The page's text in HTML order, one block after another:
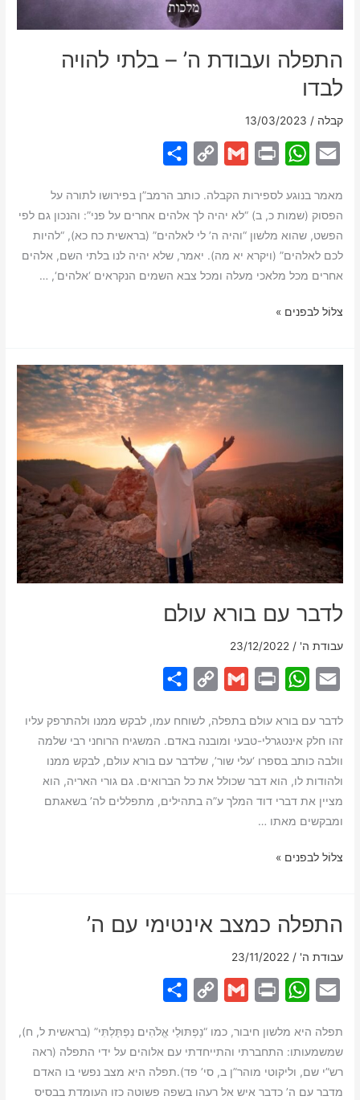
התפלה ועבודת ה’ – בלתי להויה
לבדו
קבלה /
13/03/2023
a
i
l
W
a
s
A
i
n
t
G
a
l
p
L
i
a
e
מאמר בנוגע לספירות הקבלה. כותב הרמב”ן בפירושו לתורה על
הפסוק (שמות כ, ב) “לא יהיה לך אלהים אחרים על פני”: והנכון גם לפי
הפשט, שהוא מלשון “והיה ה’ לי לאלהים” (בראשית כח כא), “להיות
לכם לאלהים” (ויקרא יא מה). יאמר, שלא יהיה לנו בלתי השם, אלהים
אחרים מכל מלאכי מעלה ומכל צבא השמים הנקראים ‘אלהים‘, …
התפלה
צלוֹל לבפנים »
לדבר עם בורא עולם
עבודת ה' /
23/12/2022
a
l
W
a
s
A
p
i
t
G
a
l
p
L
i
a
e
לדבר עם בורא עולם בתפלה, לשוחח עמו, לבקש ממנו ולהתרפק עליו
זהו חלק אינטגרלי-טבעי ומובנה באדם. המשגיח הרוחני רבי שלמה
וולבה כותב בספרו ‘עלי שור’, שלדבר עם בורא עולם, לבקש ממנו
ולהודות לו, הוא דבר שכולל את כל הברואים. גם גורי האריה, הוא
מציין את דברי דוד המלך ע”ה בתהילים, מתפללים לה’ בשאגתם
ומבקשים מאתו …
לדבר
עולם
צלוֹל לבפנים »
התפלה כמצב אינטימי עם ה’
עבודת ה' /
23/11/2022
a
l
W
a
s
i
t
G
a
l
p
L
a
e
תפלה היא מלשון חיבור, כמו “נַפְתּוּלֵי אֱלֹהִים נִפְתַּלְתִּי” (בראשית ל, ח),
שמשמעותו: התחברתי והתייחדתי עם אלוהים על ידי התפלה (ראה
רש”י שם, וליקוטי מוהר”ן ב, סי’ פד).תפלה היא מצב נפשי בו האדם
מדבר עם ה’ כדבר איש אל רעהו בשפה פשוטה כזו העומדת בבסיס